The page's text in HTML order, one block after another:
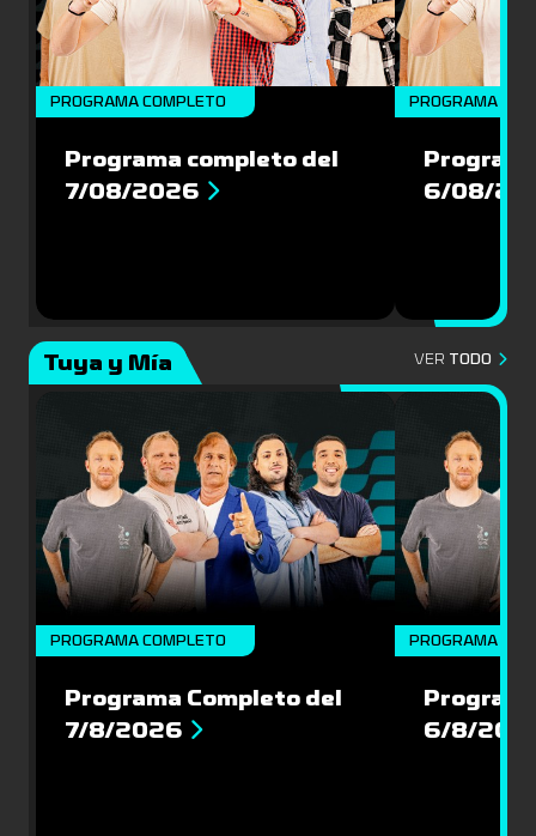
PROGRAMA COMPLETO
Programa completo del
7/08/2026
PROGRAMA
6/08/
Tuya y Mía VER TODO
PROGRAMA COMPLETO
Programa Completo del
7/8/2026
PROGRAMA
6/8/